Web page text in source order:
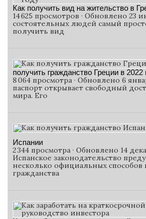
Как получить вид на жительство в
14 625 просмотров · Обновлено 23
состоятельных людей самый
получить вид
получить гражданство Греции в 2022
8 064 просмотра · Обновлено 6
паспорт открывает свободный
мира. Его
Испании
2 344 просмотра · Обновлено 14
Испанское законодательство
несколько официальных способов
гражданства